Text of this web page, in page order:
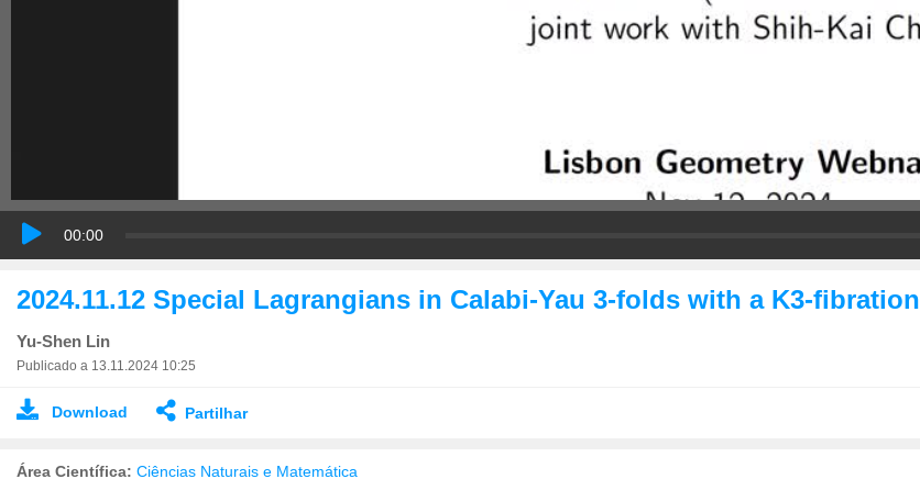
00:00
2024.11.12 Special Lagrangians in Calabi-Yau 3-folds with a K3-fibration
Yu-Shen Lin
Publicado a 13.11.2024 10:25
Download Partilhar
Área Científica: Ciências Naturais e Matemática